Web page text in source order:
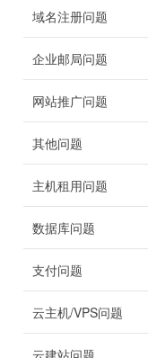
域名注册问题
企业邮局问题
网站推广问题
其他问题
主机租用问题
数据库问题
支付问题
云主机/VPS问题
云建站问题